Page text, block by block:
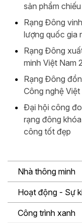
sản phẩm
Rạng Đông
lượng quốc gia
Rạng Đông
minh Việt Nam
Rạng Đông
Công nghệ Việt
Đại hội công
rạng đông
công tốt đẹp
Nhà thông minh
Hoạt động - Sự
Công trình xanh